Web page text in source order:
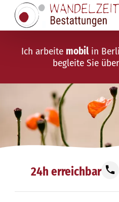
Ich arbeite mobilin
begleite Sie
24h erreichbar